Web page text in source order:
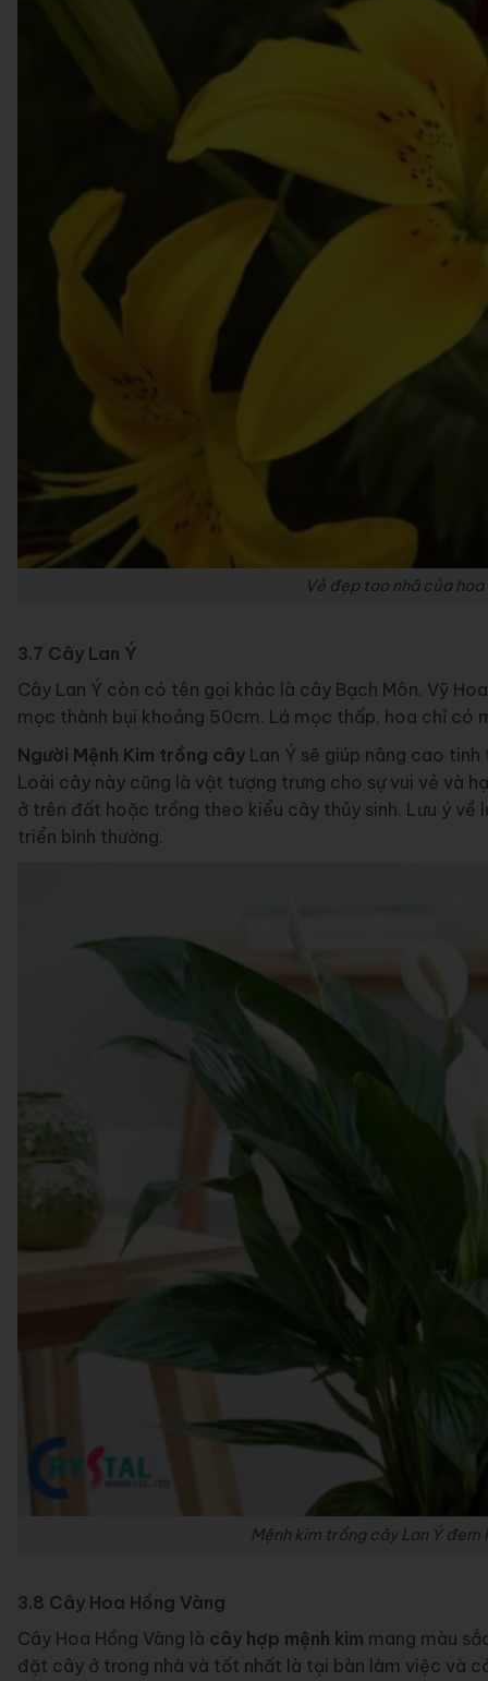
Vẻ đẹp tao nhã của hoa
3.7 Cây Lan Ý
Cây Lan Ý còn có tên gọi khác là cây Bạch Môn, Vỹ
mọc thành bụi khoảng 50cm. Lá mọc thấp, hoa chỉ có
Người Mệnh Kim trồng cây Lan Ý sẽ giúp nâng cao
Loài cây này cũng là vật tượng trưng cho sự vui vẻ và
ở trên đất hoặc trồng theo kiểu cây thủy sinh. Lưu ý
triển bình thường.
Mệnh kim trồng cây Lan Ý
3.8 Cây Hoa Hồng Vàng
Cây Hoa Hồng Vàng là cây hợp mệnh kim mang màu
đặt cây ở trong nhà và tốt nhất là tại bàn làm việc và